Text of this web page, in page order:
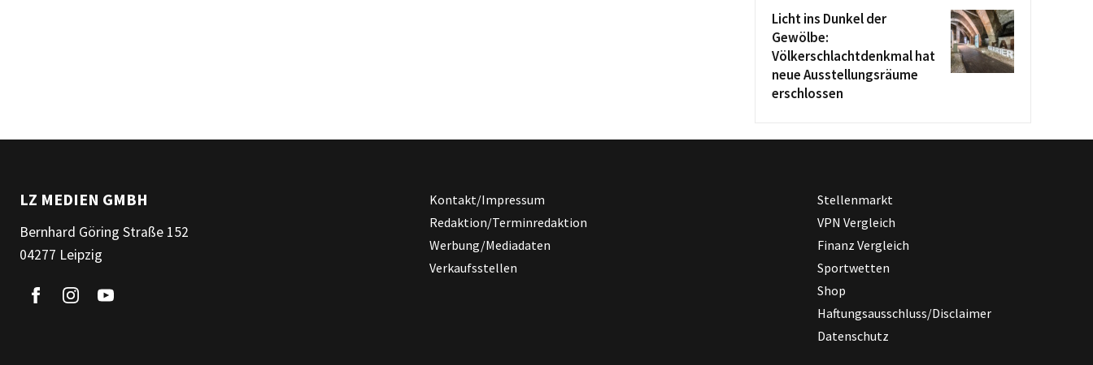
Licht ins Dunkel der
Gewölbe:
Völkerschlachtdenkmal hat
neue Ausstellungsräume
erschlossen
LZ MEDIEN GMBH
Bernhard Göring Straße 152
04277 Leipzig
Kontakt/Impressum
Redaktion/Terminredaktion
Werbung/Mediadaten
Verkaufsstellen
Stellenmarkt
VPN Vergleich
Finanz Vergleich
Sportwetten
Shop
Haftungsausschluss/Disclaimer
Datenschutz